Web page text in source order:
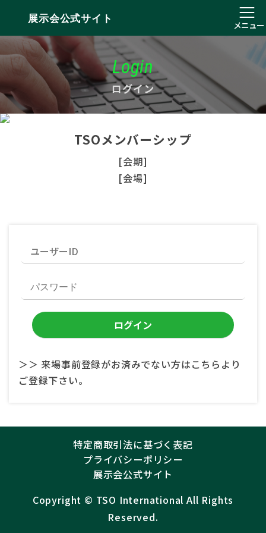
展示会公式サイト
メニュー
Login
ログイン
TSOメンバーシップ
[会期]
[会場]
＞＞ 来場事前登録がお済みでない方はこちらより
ご登録下さい。
特定商取引法に基づく表記
プライバシーポリシー
展示会公式サイト
Copyright ©︎ TSO International All Rights
Reserved.